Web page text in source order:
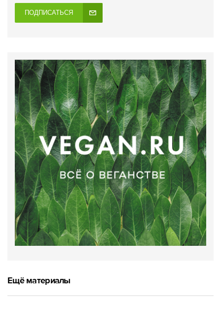
ПОДПИСАТЬСЯ
Ещё материалы